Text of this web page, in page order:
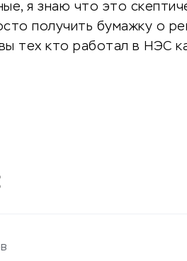
я знаю что это
получить бумажку о
тех кто работал в НЭС